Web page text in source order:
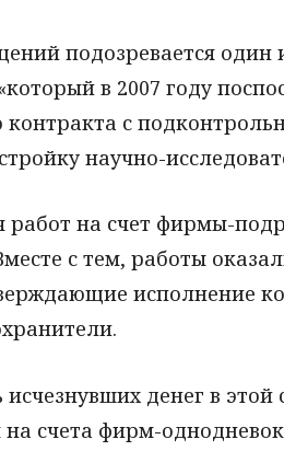
подозревается один
в 2007 году
контракта с
научно-
работ на счет фирмы-
с тем, работы
исполнение
денег в этой
счета фирм-